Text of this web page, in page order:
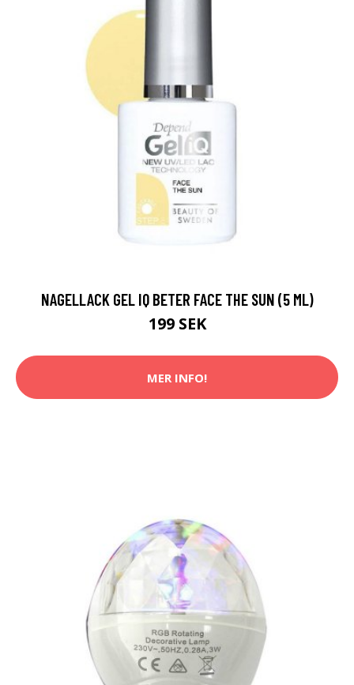
NAGELLACK GEL IQ BETER FACE THE SUN (5 ML)
199 SEK
MER INFO!